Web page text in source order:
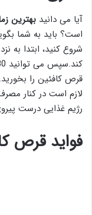
آیا می دانید بهترین
است؟ باید به شما
شروع کنید، ابتدا
قرص کافئین را
لازم است در کنار
رژیم غذایی درست
فواید قرص